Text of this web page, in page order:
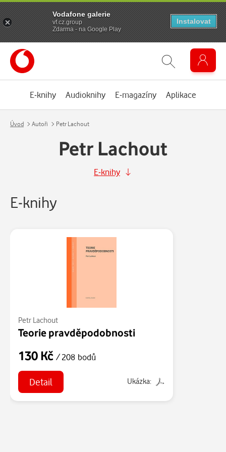
E-knihy Audioknihy E-magazíny Aplikace
Úvod Autoři Petr Lachout
Petr Lachout
E-knihy
E-knihy
Petr Lachout
Teorie pravděpodobnosti
130 Kč / 208 bodů
Detail Ukázka:
Vodafone galerie
vf.cz.group
Zdarma - na Google Play
Instalovat